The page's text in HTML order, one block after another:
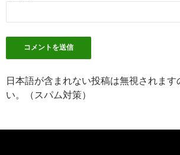
日本語が含まれない投稿は無視されます
い。（スパム対策）